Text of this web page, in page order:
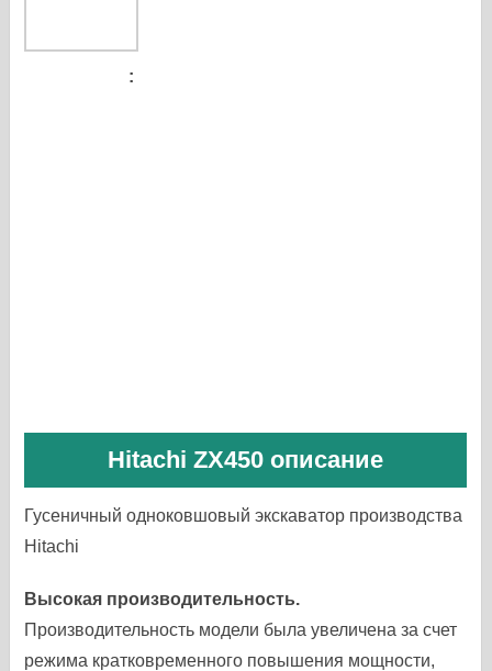
Hitachi ZX450 описание
Гусеничный одноковшовый экскаватор производства
Hitachi
Высокая производительность.
Производительность модели была увеличена за счет
режима кратковременного повышения мощности,